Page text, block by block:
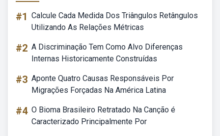
#1 Calcule Cada Medida Dos Triângulos Retângulos
Utilizando As Relações Métricas
#2 A Discriminação Tem Como Alvo Diferenças
Internas Historicamente Construídas
#3 Aponte Quatro Causas Responsáveis Por
Migrações Forçadas Na América Latina
#4 O Bioma Brasileiro Retratado Na Canção é
Caracterizado Principalmente Por